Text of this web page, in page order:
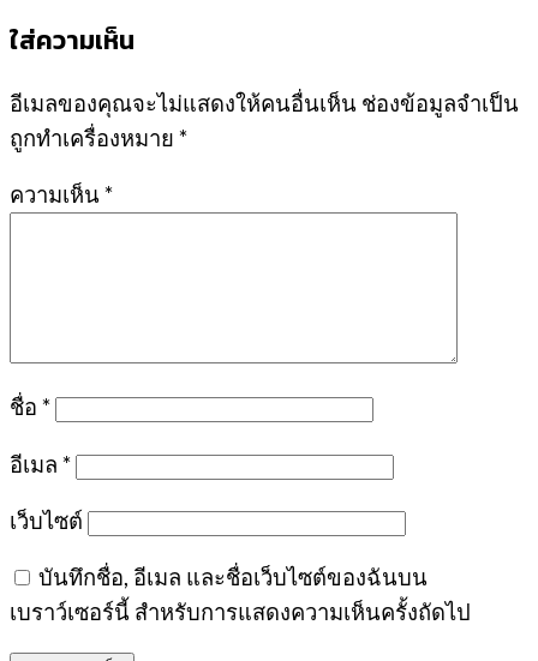
ใส่ความเห็น
อีเมลของคุณจะไม่แสดงให้คนอื่นเห็น ช่องข้อมูลจำเป็น
ถูกทำเครื่องหมาย *
ความเห็น *
ชื่อ *
อีเมล *
เว็บไซต์
บันทึกชื่อ, อีเมล และชื่อเว็บไซต์ของฉันบน
เบราว์เซอร์นี้ สำหรับการแสดงความเห็นครั้งถัดไป